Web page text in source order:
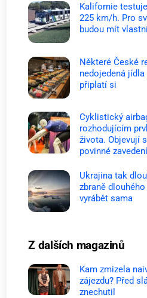
Kalifornie
225 km/h. Pro
budou mít
Některé České
nedojedená
připlatí si
Cyklistický
rozhodujícím
života. Objevují
povinné zavedení
Ukrajina tak
zbraně
vyrábět sama
Z dalších magazinů
Kam zmizela
zájezdu? Před
znechutil